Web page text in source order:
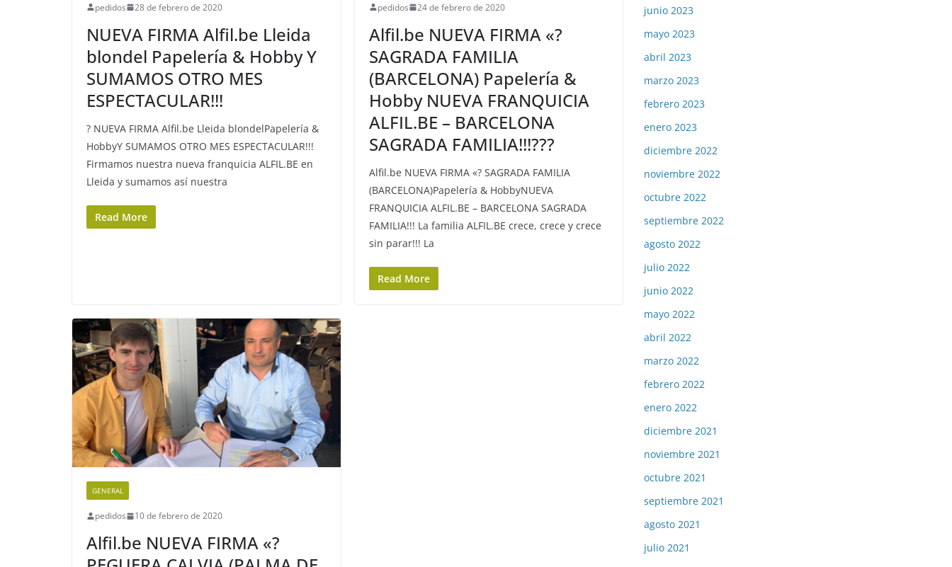
pedidos 28 de febrero de 2020
NUEVA FIRMA Alfil.be Lleida
blondel Papelería & Hobby Y
SUMAMOS OTRO MES
ESPECTACULAR!!!
? NUEVA FIRMA Alfil.be Lleida blondelPapelería &
HobbyY SUMAMOS OTRO MES ESPECTACULAR!!!
Firmamos nuestra nueva franquicia ALFIL.BE en
Lleida y sumamos así nuestra
Read More
pedidos 24 de febrero de 2020
Alfil.be NUEVA FIRMA «?
SAGRADA FAMILIA
(BARCELONA) Papelería &
Hobby NUEVA FRANQUICIA
ALFIL.BE – BARCELONA
SAGRADA FAMILIA!!!???
Alfil.be NUEVA FIRMA «? SAGRADA FAMILIA
(BARCELONA)Papelería & HobbyNUEVA
FRANQUICIA ALFIL.BE – BARCELONA SAGRADA
FAMILIA!!! La familia ALFIL.BE crece, crece y crece
sin parar!!! La
Read More
GENERAL
pedidos 10 de febrero de 2020
Alfil.be NUEVA FIRMA «?
junio 2023
mayo 2023
abril 2023
marzo 2023
febrero 2023
enero 2023
diciembre 2022
noviembre 2022
octubre 2022
septiembre 2022
agosto 2022
julio 2022
junio 2022
mayo 2022
abril 2022
marzo 2022
febrero 2022
enero 2022
diciembre 2021
noviembre 2021
octubre 2021
septiembre 2021
agosto 2021
julio 2021